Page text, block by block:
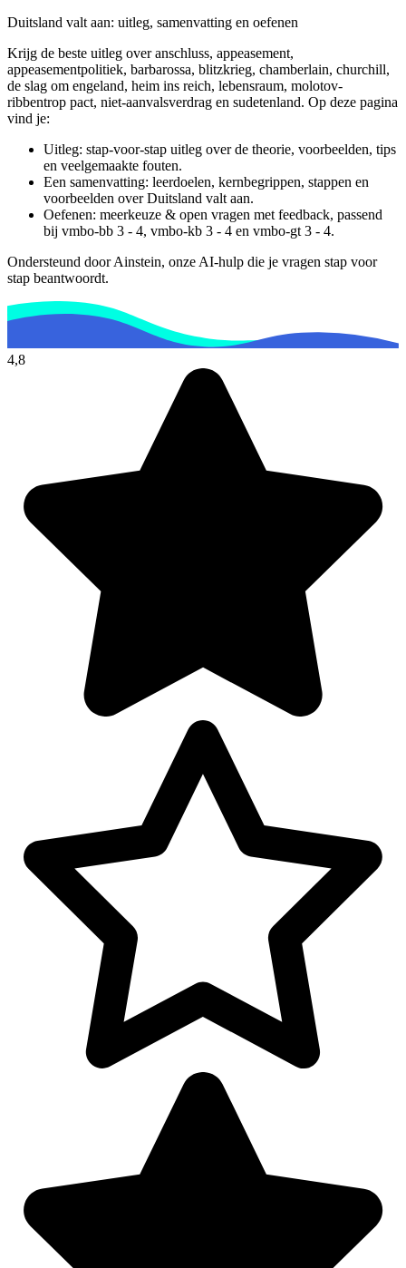
Duitsland valt aan: uitleg, samenvatting en oefenen
Krijg de beste uitleg over anschluss, appeasement,
appeasementpolitiek, barbarossa, blitzkrieg, chamberlain, churchill,
de slag om engeland, heim ins reich, lebensraum, molotov-
ribbentrop pact, niet-aanvalsverdrag en sudetenland. Op deze pagina
vind je:
Uitleg: stap-voor-stap uitleg over de theorie, voorbeelden, tips
en veelgemaakte fouten.
Een samenvatting: leerdoelen, kernbegrippen, stappen en
voorbeelden overDuitsland valt aan.
Oefenen: meerkeuze & open vragen met feedback, passend
bij vmbo-bb 3 - 4, vmbo-kb 3 - 4 en vmbo-gt 3 - 4.
Ondersteund door Ainstein, onze AI-hulp die je vragen stap voor
stap beantwoordt.
4,8